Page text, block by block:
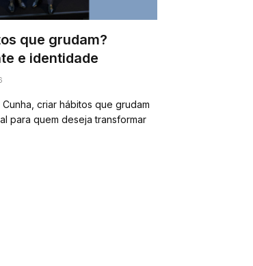
que grudam?
e identidade
criar hábitos que grudam
para quem deseja transformar